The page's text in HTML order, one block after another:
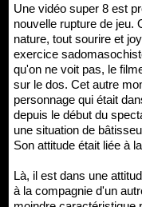
Une vidéo super 8 est
nouvelle rupture de jeu.
nature, tout sourire et
exercice
qu'on ne voit pas, le
sur le dos. Cet autre
personnage qui était
depuis le début du
une situation de
Son attitude était liée à
Là, il est dans une
à la compagnie d'un